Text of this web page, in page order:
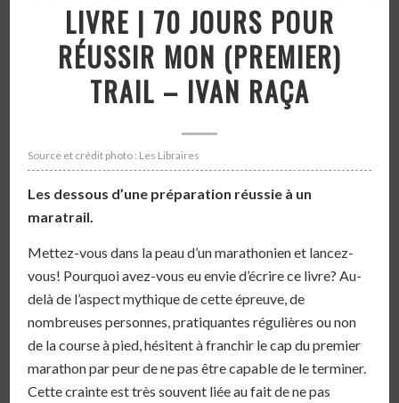
LIVRE | 70 JOURS POUR
RÉUSSIR MON (PREMIER)
TRAIL – IVAN RAÇA
Source et crédit photo : Les Libraires
Les dessous d’une préparation réussie à un
maratrail.
Mettez-vous dans la peau d’un marathonien et lancez-
vous! Pourquoi avez-vous eu envie d’écrire ce livre? Au-
delà de l’aspect mythique de cette épreuve, de
nombreuses personnes, pratiquantes régulières ou non
de la course à pied, hésitent à franchir le cap du premier
marathon par peur de ne pas être capable de le terminer.
Cette crainte est très souvent liée au fait de ne pas